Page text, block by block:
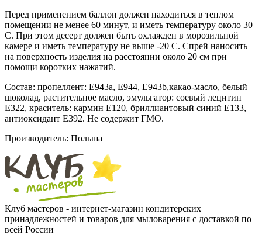
Перед применением баллон должен находиться в теплом
помещении не менее 60 минут, и иметь температуру около 30
С. При этом десерт должен быть охлажден в морозильной
камере и иметь температуру не выше -20 С. Спрей наносить
на поверхность изделия на расстоянии около 20 см при
помощи коротких нажатий.
Состав: пропеллент: Е943а, Е944, Е943b,какао-масло, белый
шоколад, растительное масло, эмульгатор: соевый лецитин
Е322, краситель: кармин Е120, бриллиантовый синий Е133,
антиоксидант Е392. Не содержит ГМО.
Производитель: Польша
Клуб мастеров - интернет-магазин кондитерских
принадлежностей и товаров для мыловарения с доставкой по
всей России